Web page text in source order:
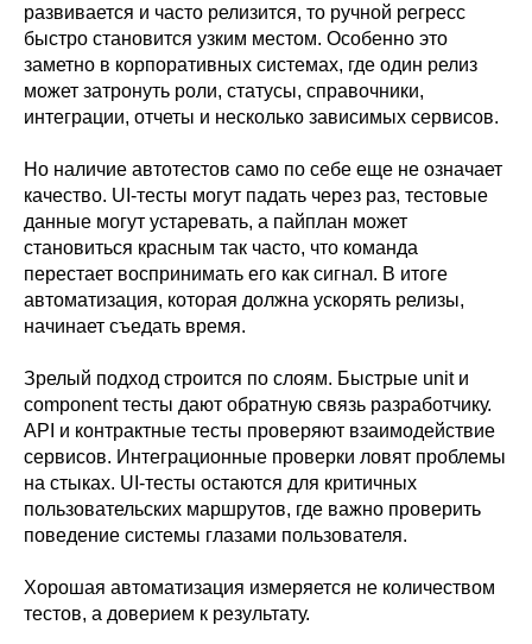
развивается и часто релизится, то ручной регресс
быстро становится узким местом. Особенно это
заметно в корпоративных системах, где один релиз
может затронуть роли, статусы, справочники,
интеграции, отчеты и несколько зависимых сервисов.
Но наличие автотестов само по себе еще не означает
качество. UI-тесты могут падать через раз, тестовые
данные могут устаревать, а пайплан может
становиться красным так часто, что команда
перестает воспринимать его как сигнал. В итоге
автоматизация, которая должна ускорять релизы,
начинает съедать время.
Зрелый подход строится по слоям. Быстрые unit и
component тесты дают обратную связь разработчику.
API и контрактные тесты проверяют взаимодействие
сервисов. Интеграционные проверки ловят проблемы
на стыках. UI-тесты остаются для критичных
пользовательских маршрутов, где важно проверить
поведение системы глазами пользователя.
Хорошая автоматизация измеряется не количеством
тестов, а доверием к результату.